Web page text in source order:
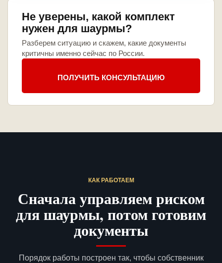
Не уверены, какой комплект
нужен для шаурмы?
Разберем ситуацию и скажем, какие документы
критичны именно сейчас по России.
ПОЛУЧИТЬ КОНСУЛЬТАЦИЮ
КАК РАБОТАЕМ
Сначала управляем риском
для шаурмы, потом готовим
документы
Порядок работы построен так, чтобы собственник